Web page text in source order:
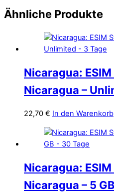
Ähnliche Produkte
Nicaragua:
Nicaragua –
22,70 € In den Warenkorb
Nicaragua:
Nicaragua – 5